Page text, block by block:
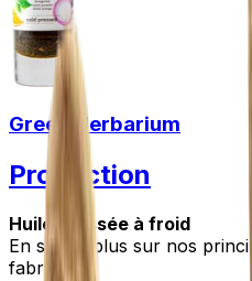
Green Herbarium
Production
Huile pressée à froid
En savoir plus sur nos
fabrication